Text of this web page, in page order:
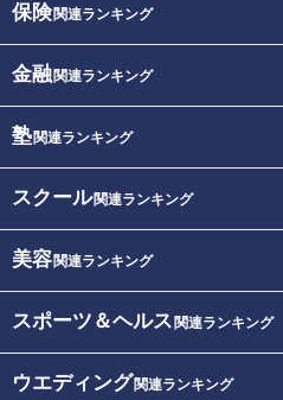
保険関連ランキング
金融関連ランキング
塾関連ランキング
スクール関連ランキング
美容関連ランキング
スポーツ＆ヘルス 関連ランキング
ウエディング関連ランキング